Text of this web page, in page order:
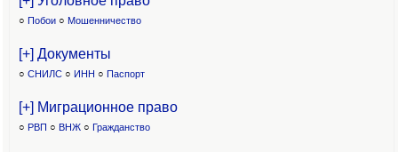
○ Побои ○ Мошенничество
[+] Документы
○ СНИЛС ○ ИНН ○ Паспорт
[+] Миграционное право
○ РВП ○ ВНЖ ○ Гражданство